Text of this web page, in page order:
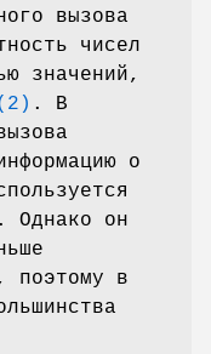
вызова
чисел
значений,
. В
о
. Однако он
поэтому в